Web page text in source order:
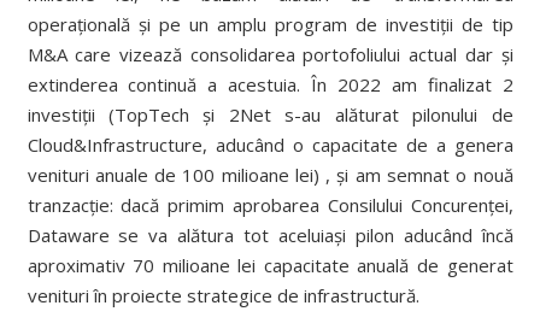
operațională și pe un amplu program de investiții de tip
M&A care vizează consolidarea portofoliului actual dar și
extinderea continuă a acestuia. În 2022 am finalizat 2
investiții (TopTech și 2Net s-au alăturat pilonului de
Cloud&Infrastructure, aducând o capacitate de a genera
venituri anuale de 100 milioane lei) , și am semnat o nouă
tranzacție: dacă primim aprobarea Consilului Concurenței,
Dataware se va alătura tot aceluiași pilon aducând încă
aproximativ 70 milioane lei capacitate anuală de generat
venituri în proiecte strategice de infrastructură.